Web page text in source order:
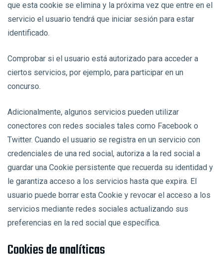
que esta cookie se elimina y la próxima vez que entre en el
servicio el usuario tendrá que iniciar sesión para estar
identificado.
Comprobar si el usuario está autorizado para acceder a
ciertos servicios, por ejemplo, para participar en un
concurso.
Adicionalmente, algunos servicios pueden utilizar
conectores con redes sociales tales como Facebook o
Twitter. Cuando el usuario se registra en un servicio con
credenciales de una red social, autoriza a la red social a
guardar una Cookie persistente que recuerda su identidad y
le garantiza acceso a los servicios hasta que expira. El
usuario puede borrar esta Cookie y revocar el acceso a los
servicios mediante redes sociales actualizando sus
preferencias en la red social que específica.
Cookies de analíticas